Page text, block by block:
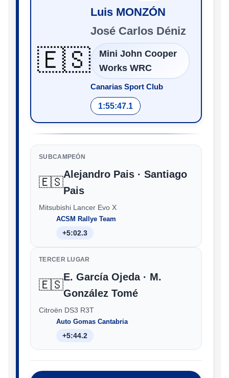
🇪🇸
Luis MONZÓN
José Carlos Déniz
Mini John Cooper
Works WRC
Canarias Sport Club
1:55:47.1
SUBCAMPEÓN
🇪🇸
Alejandro Pais · Santiago
Pais
Mitsubishi Lancer Evo X
ACSM Rallye Team
+5:02.3
TERCER LUGAR
🇪🇸
E. García Ojeda · M.
González Tomé
Citroën DS3 R3T
Auto Gomas Cantabria
+5:44.2